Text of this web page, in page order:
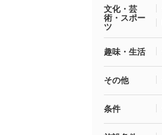
文化・芸
術・スポー
ツ
趣味・生活
その他
条件